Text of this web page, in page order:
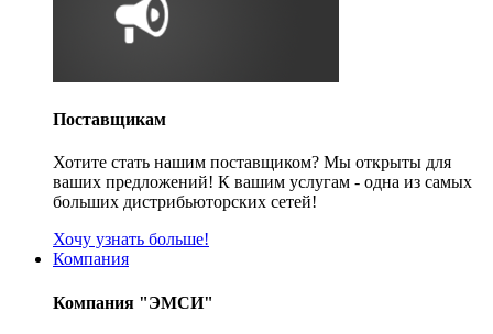
Поставщикам
Хотите стать нашим поставщиком? Мы открыты для
ваших предложений! К вашим услугам - одна из самых
больших дистрибьюторских сетей!
Хочу узнать больше!
Компания
Компания "ЭМСИ"